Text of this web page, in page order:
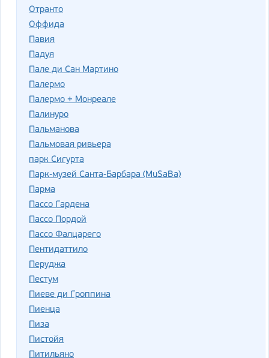
Отранто
Оффида
Павия
Падуя
Пале ди Сан Мартино
Палермо
Палермо + Монреале
Палинуро
Пальманова
Пальмовая ривьера
парк Сигурта
Парк-музей Санта-Барбара (MuSaBa)
Парма
Пассо Гардена
Пассо Пордой
Пассо Фалцарего
Пентидаттило
Перуджа
Пестум
Пиеве ди Гроппина
Пиенца
Пиза
Пистойя
Питильяно